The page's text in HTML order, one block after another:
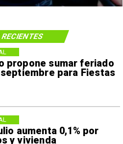
propone sumar feriado
para Fiestas
aumenta 0,1% por
y vivienda